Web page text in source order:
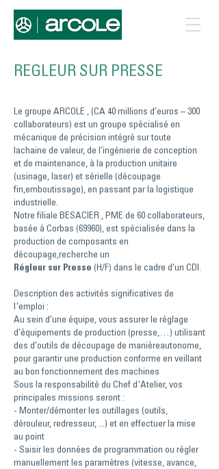
REGLEUR SUR PRESSE
Le groupe ARCOLE , (CA 40 millions d’euros – 300
collaborateurs) est un groupe spécialisé en
mécanique de précision intégré sur toute
lachaine de valeur, de l’ingénierie de conception
et de maintenance, à la production unitaire
(usinage, laser) et sérielle (découpage
fin,emboutissage), en passant par la logistique
industrielle.
Notre filiale BESACIER , PME de 60 collaborateurs,
basée à Corbas (69960), est spécialisée dans la
production de composants en
découpage,recherche un
Régleur sur Presse (H/F) dans le cadre d’un CDI.
Description des activités significatives de
l'emploi :
Au sein d’une équipe, vous assurer le réglage
d’équipements de production (presse,…) utilisant
des d’outils de découpage de manièreautonome,
pour garantir une production conforme en veillant
au bon fonctionnement des machines
Sous la responsabilité du Chef d'Atelier, vos
principales missions seront :
- Monter/démonter les outillages (outils,
dérouleur, redresseur, ...) et en effectuer la mise
au point
- Saisir les données de programmation ou régler
manuellement les paramètres (vitesse, avance,